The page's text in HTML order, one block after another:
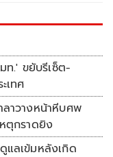
ท.' ขยับรีเซ็ต-
เทศ
ลาวางหน้าหีบศพ
ตุกราดยิง
แลเข้มหลังเกิด